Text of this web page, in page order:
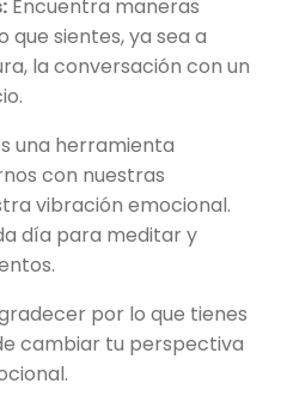
Encuentra maneras
que sientes, ya sea a
la conversación con un
una herramienta
con nuestras
vibración emocional.
día para meditar y
por lo que tienes
cambiar tu perspectiva